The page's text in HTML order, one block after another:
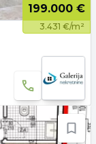
199.000 €
3.431 €/m²